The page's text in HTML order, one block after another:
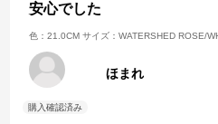
安心でした
色：21.0CM サイズ：WATERSHED ROSE/
ほまれ